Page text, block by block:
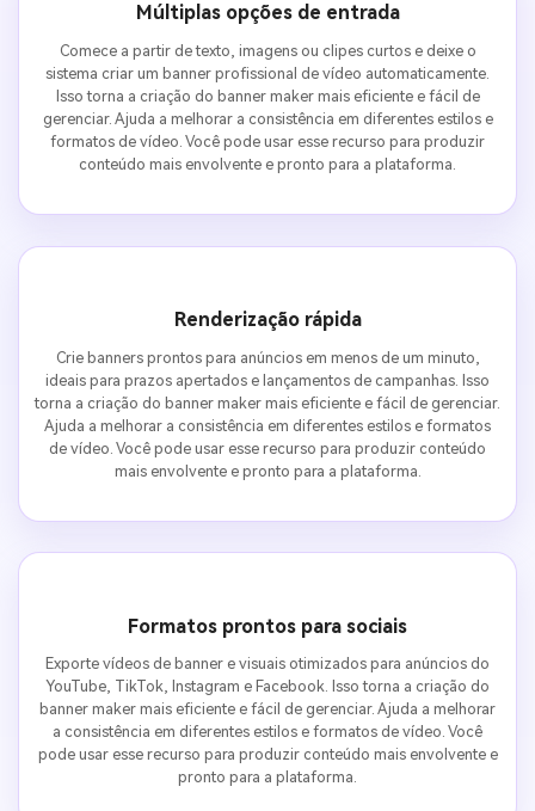
Múltiplas opções de entrada
Comece a partir de texto, imagens ou clipes curtos e deixe o
sistema criar um banner profissional de vídeo automaticamente.
Isso torna a criação do banner maker mais eficiente e fácil de
gerenciar. Ajuda a melhorar a consistência em diferentes estilos e
formatos de vídeo. Você pode usar esse recurso para produzir
conteúdo mais envolvente e pronto para a plataforma.
Renderização rápida
Crie banners prontos para anúncios em menos de um minuto,
ideais para prazos apertados e lançamentos de campanhas. Isso
torna a criação do banner maker mais eficiente e fácil de gerenciar.
Ajuda a melhorar a consistência em diferentes estilos e formatos
de vídeo. Você pode usar esse recurso para produzir conteúdo
mais envolvente e pronto para a plataforma.
Formatos prontos para sociais
Exporte vídeos de banner e visuais otimizados para anúncios do
YouTube, TikTok, Instagram e Facebook. Isso torna a criação do
banner maker mais eficiente e fácil de gerenciar. Ajuda a melhorar
a consistência em diferentes estilos e formatos de vídeo. Você
pode usar esse recurso para produzir conteúdo mais envolvente e
pronto para a plataforma.